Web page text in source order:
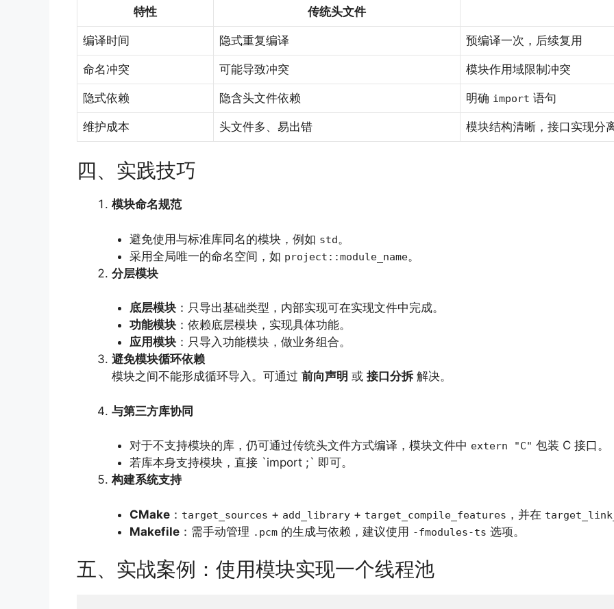
特性 传统头文件
编译时间 隐式重复编译 预编译一次，后续复用
命名冲突 可能导致冲突 模块作用域限制冲突
隐式依赖 隐含头文件依赖 明确 import 语句
维护成本 头文件多、易出错 模块结构清晰，接口实现分
四、实践技巧
模块命名规范
避免使用与标准库同名的模块，例如 std。
采用全局唯一的命名空间，如 project::module_name。
分层模块
底层模块：只导出基础类型，内部实现可在实现文件中完成。
功能模块：依赖底层模块，实现具体功能。
应用模块：只导入功能模块，做业务组合。
避免模块循环依赖
模块之间不能形成循环导入。可通过 前向声明 或 接口分拆解决。
与第三方库协同
对于不支持模块的库，仍可通过传统头文件方式编译，模块文件中 extern "C" 包装 C 接口。
若库本身支持模块，直接 `import ;` 即可。
构建系统支持
CMake： target_sources + add_library+ target_compile_features ，并在
Makefile：需手动管理 .pcm的生成与依赖，建议使用 -fmodules-ts 选项。
五、实战案例：使用模块实现一个线程池